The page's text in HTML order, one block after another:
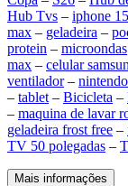
Hub Tvs – iphone 15
max – geladeira –
protein – microondas
max – celular
ventilador–
– tablet – Bicicleta –
– maquina de lavar
geladeira frost free –
TV 50 polegadas –
Mais informações